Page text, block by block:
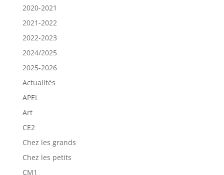
2020-2021
2021-2022
2022-2023
2024/2025
2025-2026
Actualités
APEL
Art
CE2
Chez les grands
Chez les petits
CM1